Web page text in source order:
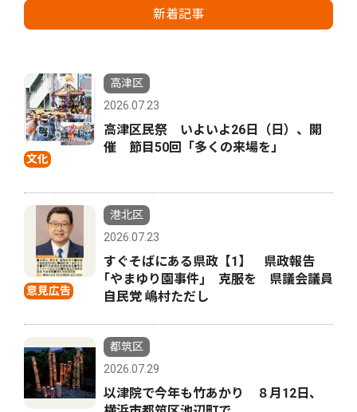
新着記事
文化
高津区
2026.07.23
高津区民祭 いよいよ26日（日）、開
催 節目50回「多くの来場を」
意見広告
港北区
2026.07.23
すぐそばにある県政【1】 県政報告
｢やまゆり園事件｣ 克服を 県議会議員
自民党 嶋村ただし
都筑区
2026.07.29
以津院で今年も竹あかり ８月12日、